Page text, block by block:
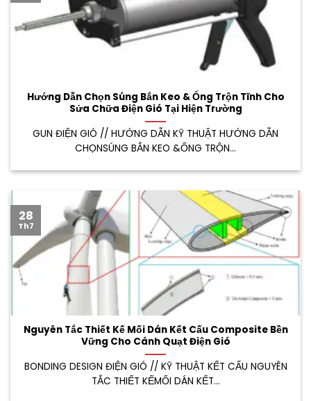
Hướng Dẫn Chọn Súng Bắn Keo & Ống Trộn Tĩnh Cho
Sửa Chữa Điện Gió Tại Hiện Trường
GUN ĐIỆN GIÓ // HƯỚNG DẪN KỸ THUẬT HƯỚNG DẪN
CHỌNSÚNG BẮN KEO &ỐNG TRỘN...
Nguyên Tắc Thiết Kế Mối Dán Kết Cấu Composite Bền
Vững Cho Cánh Quạt Điện Gió
BONDING DESIGN ĐIỆN GIÓ // KỸ THUẬT KẾT CẤU NGUYÊN
TẮC THIẾT KẾMỐI DÁN KẾT...
28
Th7